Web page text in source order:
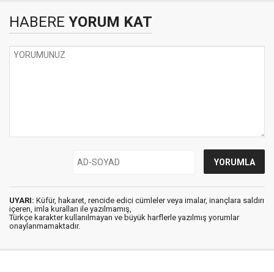
HABERE YORUM KAT
UYARI: Küfür, hakaret, rencide edici cümleler veya imalar, inançlara saldırı
içeren, imla kuralları ile yazılmamış,
Türkçe karakter kullanılmayan ve büyük harflerle yazılmış yorumlar
onaylanmamaktadır.